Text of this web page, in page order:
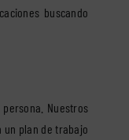
buscando
Nuestros
un plan de trabajo